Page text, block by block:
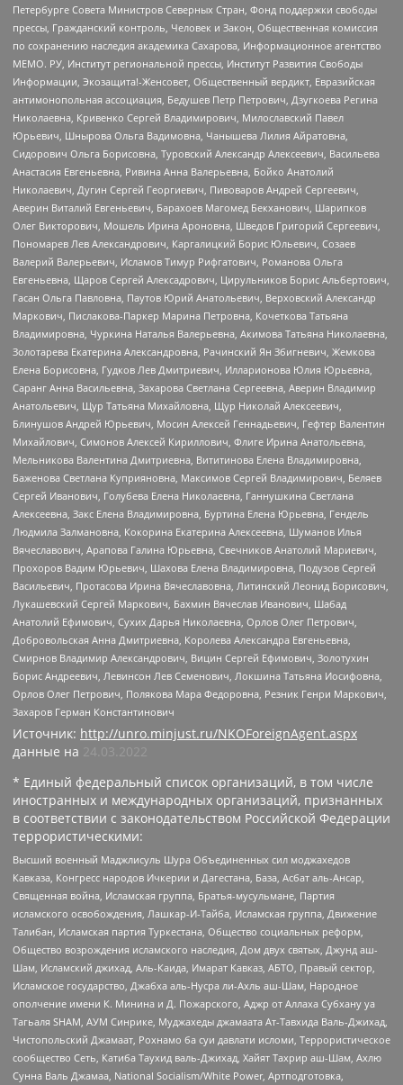
Петербурге Совета Министров Северных Стран, Фонд поддержки свободы
прессы, Гражданский контроль, Человек и Закон, Общественная комиссия
по сохранению наследия академика Сахарова, Информационное агентство
МЕМО. РУ, Институт региональной прессы, Институт Развития Свободы
Информации, Экозащита!-Женсовет, Общественный вердикт, Евразийская
антимонопольная ассоциация, Бедушев Петр Петрович, Дзугкоева Регина
Николаевна, Кривенко Сергей Владимирович, Милославский Павел
Юрьевич, Шнырова Ольга Вадимовна, Чанышева Лилия Айратовна,
Сидорович Ольга Борисовна, Туровский Александр Алексеевич, Васильева
Анастасия Евгеньевна, Ривина Анна Валерьевна, Бойко Анатолий
Николаевич, Дугин Сергей Георгиевич, Пивоваров Андрей Сергеевич,
Аверин Виталий Евгеньевич, Барахоев Магомед Бекханович, Шарипков
Олег Викторович, Мошель Ирина Ароновна, Шведов Григорий Сергеевич,
Пономарев Лев Александрович, Каргалицкий Борис Юльевич, Созаев
Валерий Валерьевич, Исламов Тимур Рифгатович, Романова Ольга
Евгеньевна, Щаров Сергей Алексадрович, Цирульников Борис Альбертович,
Гасан Ольга Павловна, Паутов Юрий Анатольевич, Верховский Александр
Маркович, Пислакова-Паркер Марина Петровна, Кочеткова Татьяна
Владимировна, Чуркина Наталья Валерьевна, Акимова Татьяна Николаевна,
Золотарева Екатерина Александровна, Рачинский Ян Збигневич, Жемкова
Елена Борисовна, Гудков Лев Дмитриевич, Илларионова Юлия Юрьевна,
Саранг Анна Васильевна, Захарова Светлана Сергеевна, Аверин Владимир
Анатольевич, Щур Татьяна Михайловна, Щур Николай Алексеевич,
Блинушов Андрей Юрьевич, Мосин Алексей Геннадьевич, Гефтер Валентин
Михайлович, Симонов Алексей Кириллович, Флиге Ирина Анатольевна,
Мельникова Валентина Дмитриевна, Вититинова Елена Владимировна,
Баженова Светлана Куприяновна, Максимов Сергей Владимирович, Беляев
Сергей Иванович, Голубева Елена Николаевна, Ганнушкина Светлана
Алексеевна, Закс Елена Владимировна, Буртина Елена Юрьевна, Гендель
Людмила Залмановна, Кокорина Екатерина Алексеевна, Шуманов Илья
Вячеславович, Арапова Галина Юрьевна, Свечников Анатолий Мариевич,
Прохоров Вадим Юрьевич, Шахова Елена Владимировна, Подузов Сергей
Васильевич, Протасова Ирина Вячеславовна, Литинский Леонид Борисович,
Лукашевский Сергей Маркович, Бахмин Вячеслав Иванович, Шабад
Анатолий Ефимович, Сухих Дарья Николаевна, Орлов Олег Петрович,
Добровольская Анна Дмитриевна, Королева Александра Евгеньевна,
Смирнов Владимир Александрович, Вицин Сергей Ефимович, Золотухин
Борис Андреевич, Левинсон Лев Семенович, Локшина Татьяна Иосифовна,
Орлов Олег Петрович, Полякова Мара Федоровна, Резник Генри Маркович,
Захаров Герман Константинович
Источник: http://unro.minjust.ru/NKOForeignAgent.aspx
данные на 24.03.2022
* Единый федеральный список организаций, в том числе
иностранных и международных организаций, признанных
в соответствии с законодательством Российской Федерации
террористическими:
Высший военный Маджлисуль Шура Объединенных сил моджахедов
Кавказа, Конгресс народов Ичкерии и Дагестана, База, Асбат аль-Ансар,
Священная война, Исламская группа, Братья-мусульмане, Партия
исламского освобождения, Лашкар-И-Тайба, Исламская группа, Движение
Талибан, Исламская партия Туркестана, Общество социальных реформ,
Общество возрождения исламского наследия, Дом двух святых, Джунд аш-
Шам, Исламский джихад, Аль-Каида, Имарат Кавказ, АБТО, Правый сектор,
Исламское государство, Джабха аль-Нусра ли-Ахль аш-Шам, Народное
ополчение имени К. Минина и Д. Пожарского, Аджр от Аллаха Субхану уа
Тагьаля SHAM, АУМ Синрике, Муджахеды джамаата Ат-Тавхида Валь-Джихад,
Чистопольский Джамаат, Рохнамо ба суи давлати исломи, Террористическое
сообщество Сеть, Катиба Таухид валь-Джихад, Хайят Тахрир аш-Шам, Ахлю
Сунна Валь Джамаа, National Socialism/White Power, Артподготовка,